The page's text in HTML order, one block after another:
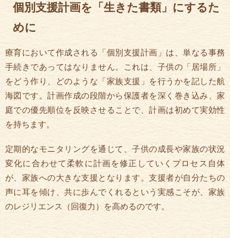
個別支援計画を「生きた書類」にするた
めに
療育において作成される「個別支援計画」は、単なる事務
手続きであってはなりません。これは、子供の「居場所」
をどう作り、どのような「家族支援」を行うかを記した航
海図です。計画作成の段階から保護者を深く巻き込み、家
庭での優先順位を反映させることで、計画は初めて実効性
を持ちます。
定期的なモニタリングを通じて、子供の成長や家族の状況
変化に合わせて柔軟に計画を修正していくプロセス自体
が、家族への大きな支援となります。支援者が自分たちの
声に耳を傾け、共に歩んでくれるという実感こそが、家族
のレジリエンス（回復力）を高めるのです。